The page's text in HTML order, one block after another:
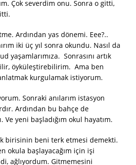
Çok severdim onu. Sonra o gitti,
Ardından yas dönemi. Eee?..
iki üç yıl sonra okundu. Nasıl da
yaşamlarımıza. Sonrasını artık
öyküleştirebilirim. Ama ben
kurgulamak istiyorum.
Sonraki anılarım istasyon
Ardından bu bahçe de
yeni başladığım okul hayatım.
birisinin beni terk etmesi demekti.
okula başlayacağım için işi
ağlıyordum. Gitmemesini